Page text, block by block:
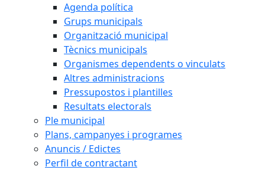
Agenda política
Grups municipals
Organització municipal
Tècnics municipals
Organismes dependents o vinculats
Altres administracions
Pressupostos i plantilles
Resultats electorals
Ple municipal
Plans, campanyes i programes
Anuncis / Edictes
Perfil de contractant